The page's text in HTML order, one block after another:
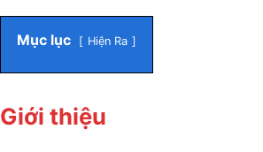
Mục lục
Hiện Ra
Giới thiệu